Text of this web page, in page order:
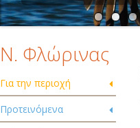
Ν. Φλώρινας
Για την περιοχή
Προτεινόμενα